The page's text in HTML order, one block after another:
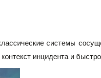
системы
инцидента и